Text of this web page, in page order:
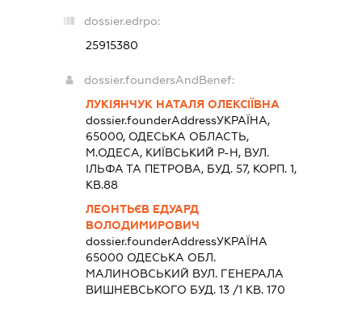
dossier.edrpo:
25915380
dossier.foundersAndBenef:
ЛУКІЯНЧУК НАТАЛЯ ОЛЕКСІЇВНА
dossier.founderAddressУКРАЇНА,
65000, ОДЕСЬКА ОБЛАСТЬ,
М.ОДЕСА, КИЇВСЬКИЙ Р-Н, ВУЛ.
ІЛЬФА ТА ПЕТРОВА, БУД. 57, КОРП. 1,
КВ.88
ЛЕОНТЬЄВ ЕДУАРД
ВОЛОДИМИРОВИЧ
dossier.founderAddressУКРАЇНА
65000 ОДЕСЬКА ОБЛ.
МАЛИНОВСЬКИЙ ВУЛ. ГЕНЕРАЛА
ВИШНЕВСЬКОГО БУД. 13 /1 КВ. 170